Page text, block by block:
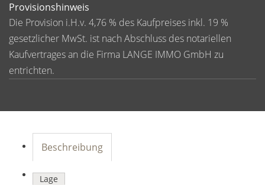
Provisionshinweis
Die Provision i.H.v. 4,76 % des Kaufpreises inkl. 19 %
gesetzlicher MwSt. ist nach Abschluss des notariellen
Kaufvertrages an die Firma LANGE IMMO GmbH zu
entrichten.
Beschreibung
Lage